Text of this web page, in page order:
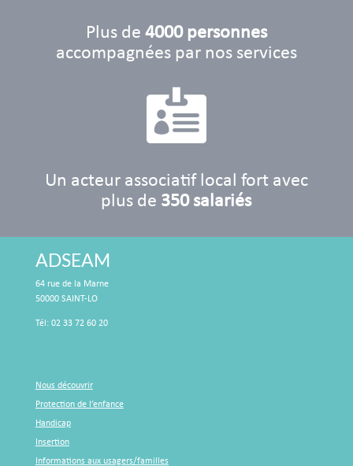
Plus de 4000 personnes
accompagnées par nos services

Un acteur associatif local fort avec
plus de 350 salariés
ADSEAM
64 rue de la Marne
50000 SAINT-LO
Tél: 02 33 72 60 20
Nous découvrir
Protection de l’enfance
Handicap
Insertion
Informations aux usagers/familles